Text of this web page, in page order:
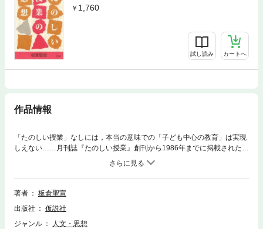
1,760
試し読み カートへ
作品情報
「たのしい授業」なしには，本当の意味での「子ども中心の教育」は実現
しえない……月刊誌『たのしい授業』創刊から1986年までに掲載された多
数の著者の論文の中から，「たのしい授業」は何か，どんな分野でどこま
で現実のものとなっているのかを一望に見渡す論文集。「たのしい授業」
を実現してきた仮説実験授業についての論文や，さらにあそび論・ドリル
論・ものづくりの考え方なども。
著者
板倉聖宣
出版社
仮説社
ジャンル
人文・思想